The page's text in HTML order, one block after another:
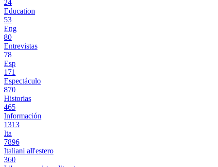
24
Education
53
Eng
80
Entrevistas
78
Esp
171
Espectáculo
870
Historias
465
Información
1313
Ita
7896
Italiani all'estero
360